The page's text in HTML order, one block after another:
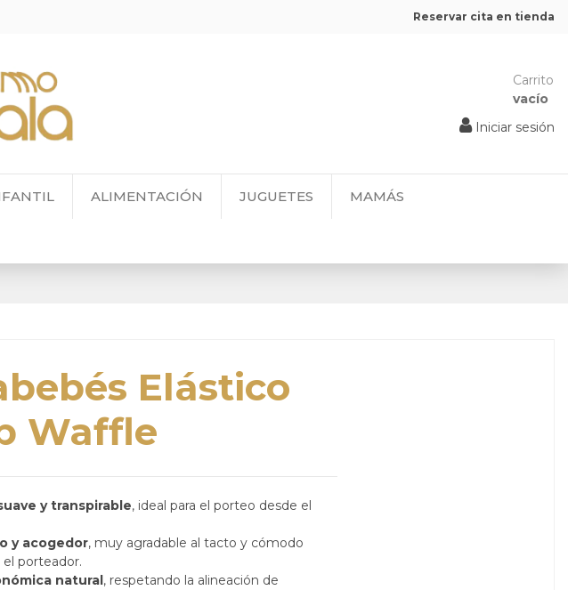
Reservar cita en tienda
Carrito
vacío
Iniciar sesión
ALIMENTACIÓN JUGUETES MAMÁS
Elástico
Waffle
y transpirable, ideal para el porteo desde el
y acogedor, muy agradable al tacto y cómodo
porteador.
natural , respetando la alineación de